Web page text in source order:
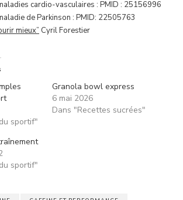
cardio-vasculaires : PMID : 25156996
de Parkinson : PMID: 22505763
mieux” Cyril Forestier
sportif"
Granola bowl express
6 mai 2026
Dans "Recettes sucrées"
sportif"